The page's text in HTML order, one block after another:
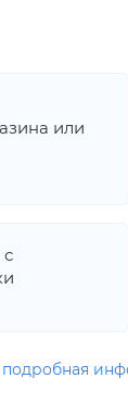
или
с
подробная